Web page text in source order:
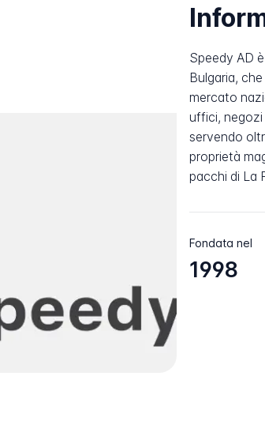
Speedy AD
Bulgaria,
mercato
uffici,
servendo
proprietà
pacchi di La
Fondata nel
1998